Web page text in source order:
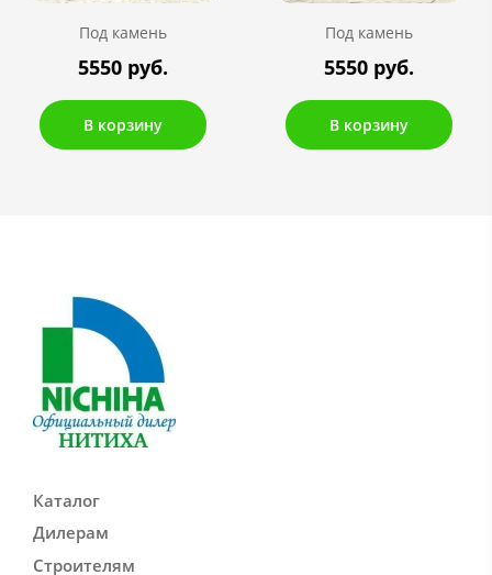
Под камень
5550 руб.
В корзину
Под камень
5550 руб.
В корзину
Каталог
Дилерам
Строителям